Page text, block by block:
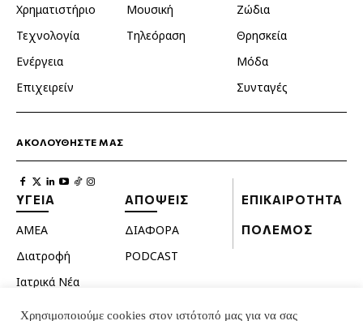
Χρηματιστήριο
Τεχνολογία
Ενέργεια
Επιχειρείν
Μουσική
Τηλεόραση
Ζώδια
Θρησκεία
Μόδα
Συνταγές
ΑΚΟΛΟΥΘΗΣΤΕ ΜΑΣ
ΥΓΕΙΑ
ΑΜΕΑ
Διατροφή
Ιατρικά Νέα
Κατοικίδια
ΑΠΟΨΕΙΣ
ΔΙΑΦΟΡΑ
PODCAST
ΕΠΙΚΑΙΡΟΤΗΤΑ
ΠΟΛΕΜΟΣ
Χρησιμοποιούμε cookies στον ιστότοπό μας για να σας